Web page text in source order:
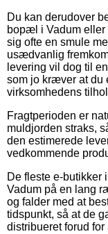
Du kan derudover
bopæl i Vadum eller
sig ofte en smule
usædvanlig
levering vil dog til
som jo kræver at du
virksomhedens
Fragtperioden er
muldjorden straks,
den estimerede
vedkommende
De fleste e-butikker
Vadum på en lang
og falder med at
tidspunkt, så at de
distribueret forud